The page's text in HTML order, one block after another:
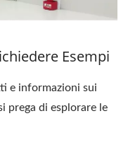
Esempi
e informazioni sui
prega di esplorare le